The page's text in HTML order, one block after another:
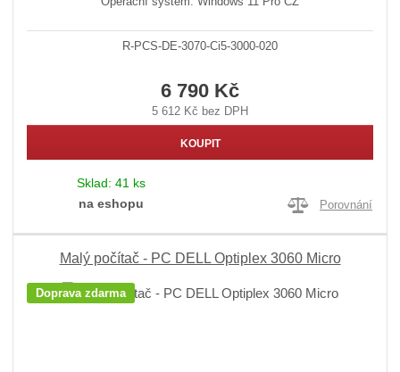
R-PCS-DE-3070-Ci5-3000-020
6 790 Kč
5 612 Kč bez DPH
KOUPIT
Sklad: 41 ks
na eshopu
Porovnání
Malý počítač - PC DELL Optiplex 3060 Micro
Doprava zdarma